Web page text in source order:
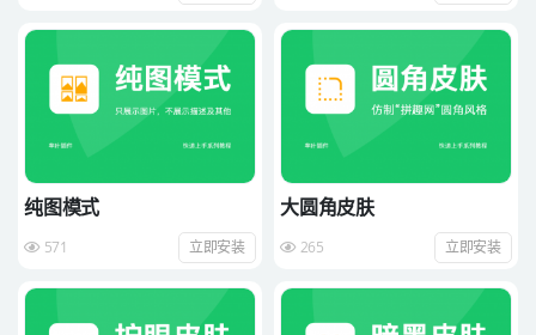
纯图模式
571 立即安装
大圆角皮肤
265 立即安装